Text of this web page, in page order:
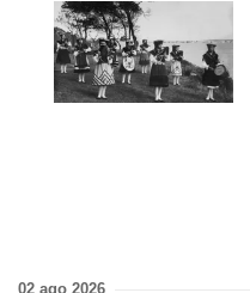
02 ago 2026